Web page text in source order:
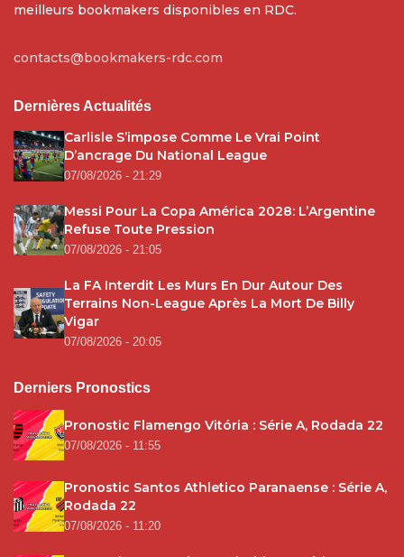
meilleurs bookmakers disponibles en RDC.
contacts@bookmakers-rdc.com
Dernières Actualités
Carlisle S’impose Comme Le Vrai Point
D’ancrage Du National League
07/08/2026 - 21:29
Messi Pour La Copa América 2028: L’Argentine
Refuse Toute Pression
07/08/2026 - 21:05
La FA Interdit Les Murs En Dur Autour Des
Terrains Non-League Après La Mort De Billy
Vigar
07/08/2026 - 20:05
Derniers Pronostics
Pronostic Flamengo Vitória : Série A, Rodada 22
07/08/2026 - 11:55
Pronostic Santos Athletico Paranaense : Série A,
Rodada 22
07/08/2026 - 11:20